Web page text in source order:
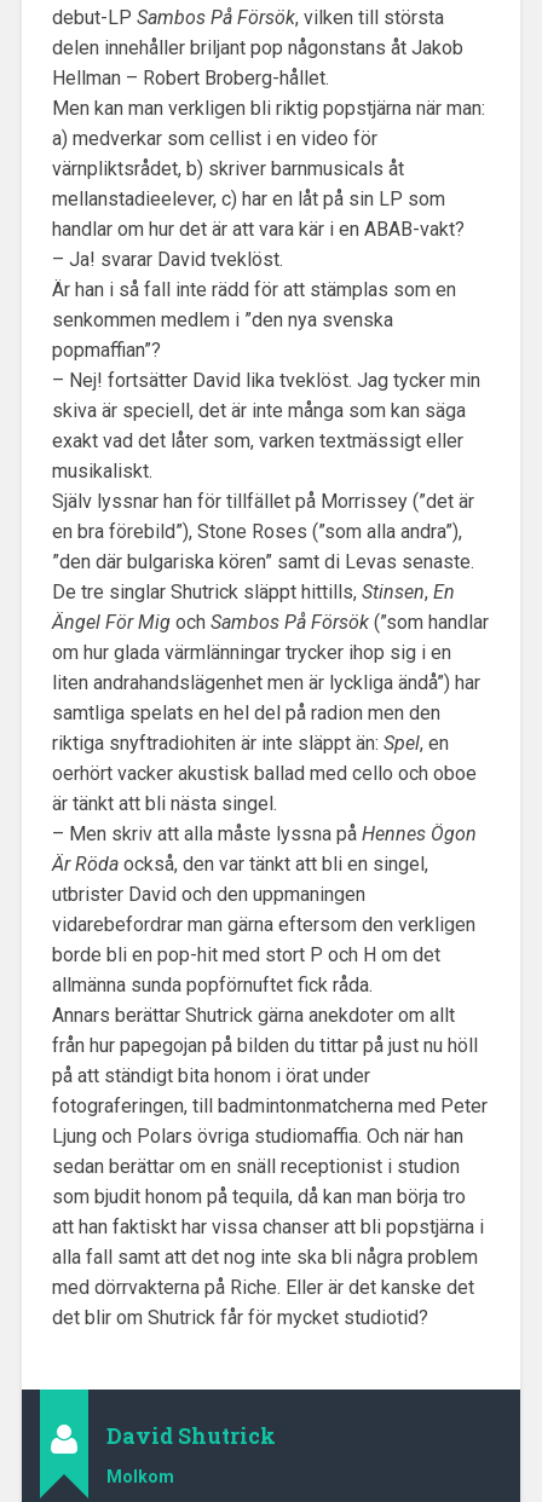
debut-LP Sambos På Försök, vilken till största
delen innehåller briljant pop någonstans åt Jakob
Hellman – Robert Broberg-hållet.
Men kan man verkligen bli riktig popstjärna när man:
a) medverkar som cellist i en video för
värnpliktsrådet, b) skriver barnmusicals åt
mellanstadieelever, c) har en låt på sin LP som
handlar om hur det är att vara kär i en ABAB-vakt?
– Ja! svarar David tveklöst.
Är han i så fall inte rädd för att stämplas som en
senkommen medlem i ”den nya svenska
popmaffian”?
– Nej! fortsätter David lika tveklöst. Jag tycker min
skiva är speciell, det är inte många som kan säga
exakt vad det låter som, varken textmässigt eller
musikaliskt.
Själv lyssnar han för tillfället på Morrissey (”det är
en bra förebild”), Stone Roses (”som alla andra”),
”den där bulgariska kören” samt di Levas senaste.
De tre singlar Shutrick släppt hittills, Stinsen, En
Ängel För Migoch Sambos På Försök(”som handlar
om hur glada värmlänningar trycker ihop sig i en
liten andrahandslägenhet men är lyckliga ändå”) har
samtliga spelats en hel del på radion men den
riktiga snyftradiohiten är inte släppt än: Spel, en
oerhört vacker akustisk ballad med cello och oboe
är tänkt att bli nästa singel.
– Men skriv att alla måste lyssna på Hennes Ögon
Är Rödaockså, den var tänkt att bli en singel,
utbrister David och den uppmaningen
vidarebefordrar man gärna eftersom den verkligen
borde bli en pop-hit med stort P och H om det
allmänna sunda popförnuftet fick råda.
Annars berättar Shutrick gärna anekdoter om allt
från hur papegojan på bilden du tittar på just nu höll
på att ständigt bita honom i örat under
fotograferingen, till badmintonmatcherna med Peter
Ljung och Polars övriga studiomaffia. Och när han
sedan berättar om en snäll receptionist i studion
som bjudit honom på tequila, då kan man börja tro
att han faktiskt har vissa chanser att bli popstjärna i
alla fall samt att det nog inte ska bli några problem
med dörrvakterna på Riche. Eller är det kanske det
det blir om Shutrick får för mycket studiotid?
David Shutrick
Molkom